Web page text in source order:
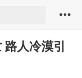
人冷漠引